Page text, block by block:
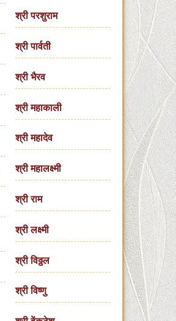
श्री परशुराम
श्री पार्वती
श्री भैरव
श्री महाकाली
श्री महादेव
श्री महालक्ष्मी
श्री राम
श्री लक्ष्मी
श्री विठ्ठल
श्री विष्णु